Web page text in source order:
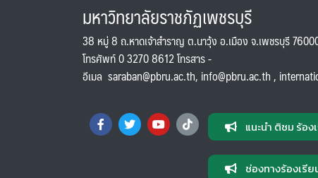
มหาวิทยาลัยราชภัฏเพชรบุรี
38 หมู่ 8 ถ.หาดเจ้าสำราญ ต.นาวุ้ง อ.เมือง จ.เพชรบุรี
โทรศัพท์ 0 3270 8612 โทรสาร -
อีเมล saraban@pbru.ac.th, info@pbru.ac.th,
แนะนำ ติชม ร้อง
ช่องทางร้องเรี